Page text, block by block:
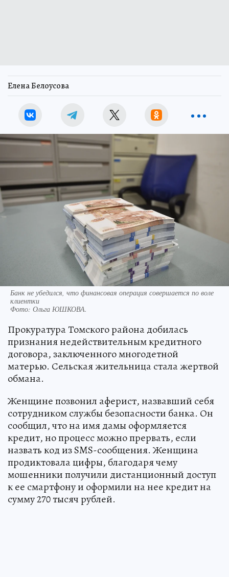
Елена Белоусова
Банк не убедился, что финансовая операция совершается по воле
клиентки
Фото: Ольга ЮШКОВА.
Прокуратура Томского района добилась
признания недействительным кредитного
договора, заключенного многодетной
матерью. Сельская жительница стала жертвой
обмана.
Женщине позвонил аферист, назвавший себя
сотрудником службы безопасности банка. Он
сообщил, что на имя дамы оформляется
кредит, но процесс можно прервать, если
назвать код из SMS-сообщения. Женщина
продиктовала цифры, благодаря чему
мошенники получили дистанционный доступ
к ее смартфону и оформили на нее кредит на
сумму 270 тысяч рублей.